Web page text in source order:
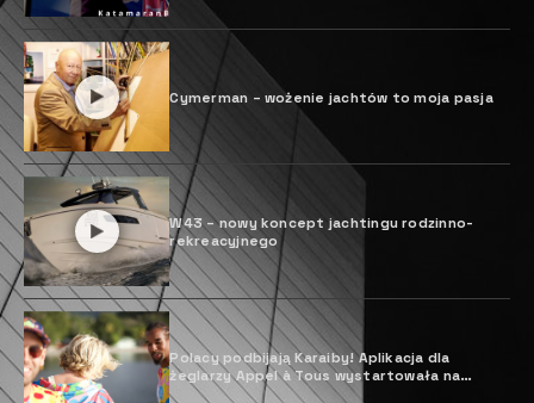
Cymerman – wożenie jachtów to moja pasja
W43 – nowy koncept jachtingu rodzinno-
rekreacyjnego
Polacy podbijają Karaiby! Aplikacja dla
żeglarzy Appel à Tous wystartowała na
Martynice